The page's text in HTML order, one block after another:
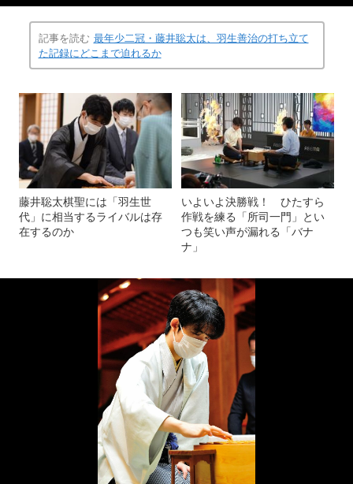
記事を読む 最年少二冠・藤井聡太は、羽生善治の打ち立て
た記録にどこまで迫れるか
藤井聡太棋聖には「羽生世
代」に相当するライバルは存
在するのか
いよいよ決勝戦！ ひたすら
作戦を練る「所司一門」とい
つも笑い声が漏れる「バナ
ナ」